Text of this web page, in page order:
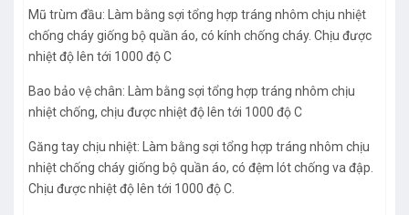
Mũ trùm đầu: Làm bằng sợi tổng hợp tráng nhôm chịu nhiệt
chống cháy giống bộ quần áo, có kính chống cháy. Chịu được
nhiệt độ lên tới 1000 độ C
Bao bảo vệ chân: Làm bằng sợi tổng hợp tráng nhôm chịu
nhiệt chống, chịu được nhiệt độ lên tới 1000 độ C
Găng tay chịu nhiệt: Làm bằng sợi tổng hợp tráng nhôm chịu
nhiệt chống cháy giống bộ quần áo, có đệm lót chống va đập.
Chịu được nhiệt độ lên tới 1000 độ C.